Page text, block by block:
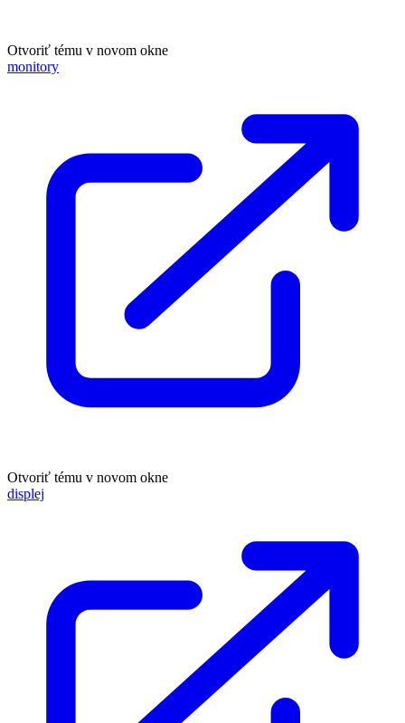
Otvoriť tému v novom okne
monitory
Otvoriť tému v novom okne
displej